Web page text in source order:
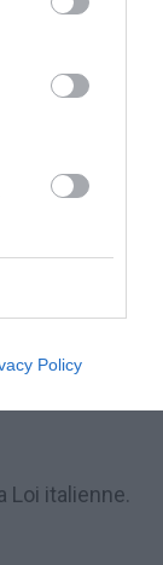
Policy
Association
liée à des
des accords
de culte
religieux est
Loi italienne.